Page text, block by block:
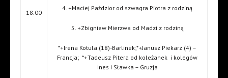
18.00
4. +Maciej Paździor od szwagra Piotra z rodziną
5. +Zbigniew Mierzwa od Madzi z rodziną
*+Irena Kotula (18)-Barlinek;*+Janusz Piekarz (4) –
Francja; *+Tadeusz Pitera od koleżanek i kolegów
Ines i Sławka – Gruzja